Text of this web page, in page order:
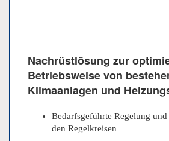
Nachrüstlösung zur
Betriebsweise von
Klimaanlagen und
Bedarfsgeführte Regelung
den Regelkreisen